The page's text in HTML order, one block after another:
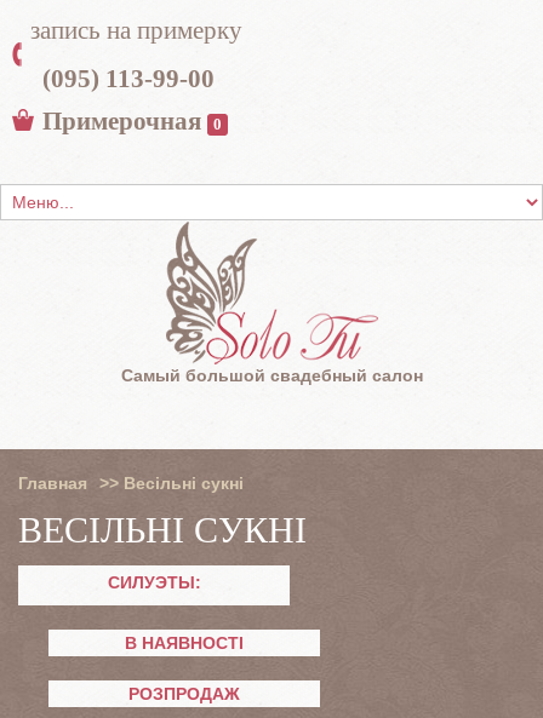
запись на примерку
(095) 113-99-00
Примерочная
0
Самый большой свадебный салон
Главная >> Весільні сукні
ВЕСІЛЬНІ СУКНІ
СИЛУЭТЫ:
В НАЯВНОСТІ
РОЗПРОДАЖ